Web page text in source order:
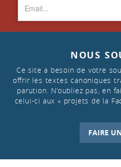
NOUS
Ce site a besoin de votre
offrir les textes canoniques
parution. N’oubliez pas, en
celui-ci aux « projets de la
FAIRE